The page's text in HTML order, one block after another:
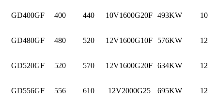
GD400GF 400 440 10V1600G20F 493KW 10
GD480GF 480 520 12V1600G10F 576KW 12
GD520GF 520 570 12V1600G20F 634KW 12
GD556GF 556 610 12V2000G25 695KW 12